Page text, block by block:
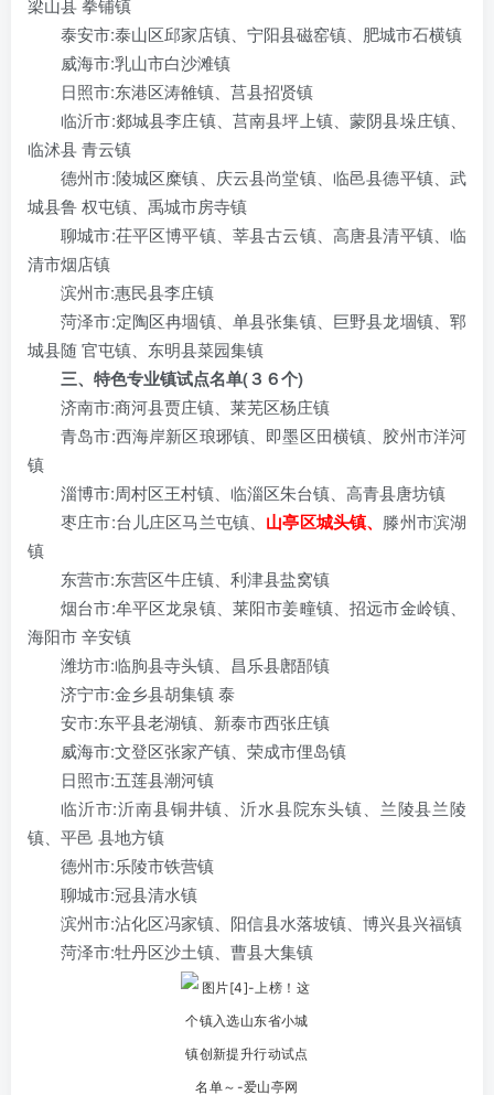
梁山县 拳铺镇
泰安市:泰山区邱家店镇、宁阳县磁窑镇、肥城市石横镇
威海市:乳山市白沙滩镇
日照市:东港区涛雒镇、莒县招贤镇
临沂市:郯城县李庄镇、莒南县坪上镇、蒙阴县垛庄镇、
临沭县 青云镇
德州市:陵城区糜镇、庆云县尚堂镇、临邑县德平镇、武
城县鲁 权屯镇、禹城市房寺镇
聊城市:茌平区博平镇、莘县古云镇、高唐县清平镇、临
清市烟店镇
滨州市:惠民县李庄镇
菏泽市:定陶区冉堌镇、单县张集镇、巨野县龙堌镇、郓
城县随 官屯镇、东明县菜园集镇
三、特色专业镇试点名单(３６个)
济南市:商河县贾庄镇、莱芜区杨庄镇
青岛市:西海岸新区琅琊镇、即墨区田横镇、胶州市洋河
镇
淄博市:周村区王村镇、临淄区朱台镇、高青县唐坊镇
枣庄市:台儿庄区马兰屯镇、 山亭区城头镇、 滕州市滨湖
镇
东营市:东营区牛庄镇、利津县盐窝镇
烟台市:牟平区龙泉镇、莱阳市姜疃镇、招远市金岭镇、
海阳市 辛安镇
潍坊市:临朐县寺头镇、昌乐县鄌郚镇
济宁市:金乡县胡集镇 泰
安市:东平县老湖镇、新泰市西张庄镇
威海市:文登区张家产镇、荣成市俚岛镇
日照市:五莲县潮河镇
临沂市:沂南县铜井镇、沂水县院东头镇、兰陵县兰陵
镇、平邑 县地方镇
德州市:乐陵市铁营镇
聊城市:冠县清水镇
滨州市:沾化区冯家镇、阳信县水落坡镇、博兴县兴福镇
菏泽市:牡丹区沙土镇、曹县大集镇